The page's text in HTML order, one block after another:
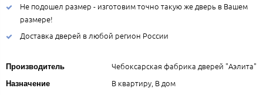
Не подошел размер - изготовим точно такую же дверь в Вашем
размере!
Доставка дверей в любой регион России
Производитель Чебоксарская фабрика дверей "Аэлита"
Назначение В квартиру, В дом